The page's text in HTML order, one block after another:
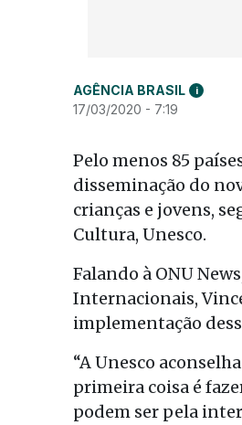
AGÊNCIA BRASIL i
17/03/2020 - 7:19
Pelo menos 85
disseminação do
crianças e jovens,
Cultura, Unesco.
Falando à ONU
Internacionais,
implementação
“A Unesco
primeira coisa é
podem ser pela